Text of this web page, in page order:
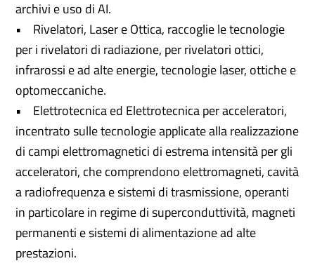
archivi e uso di AI.
• Rivelatori, Laser e Ottica, raccoglie le tecnologie
per i rivelatori di radiazione, per rivelatori ottici,
infrarossi e ad alte energie, tecnologie laser, ottiche e
optomeccaniche.
• Elettrotecnica ed Elettrotecnica per acceleratori,
incentrato sulle tecnologie applicate alla realizzazione
di campi elettromagnetici di estrema intensità per gli
acceleratori, che comprendono elettromagneti, cavità
a radiofrequenza e sistemi di trasmissione, operanti
in particolare in regime di superconduttività, magneti
permanenti e sistemi di alimentazione ad alte
prestazioni.